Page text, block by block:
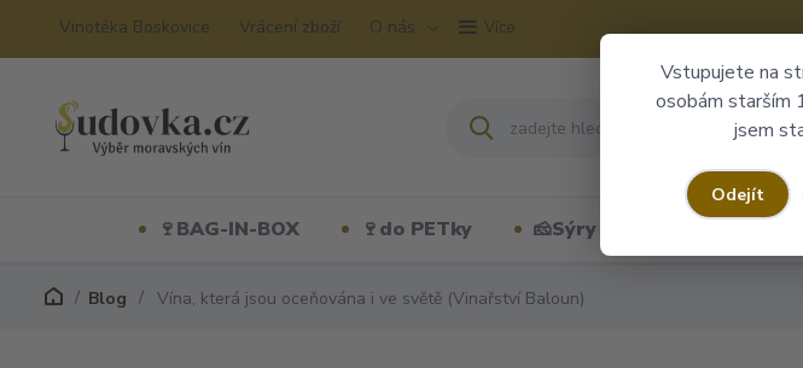
Vstupujete na
osobám starším
jsem
Odejít
Vinotéka Boskovice Vrácení zboží O nás Více
🍷BAG-IN-BOX 🍷do PETky 🧀Sýry
Blog Vína, která jsou oceňována i ve světě (Vinařství Baloun)